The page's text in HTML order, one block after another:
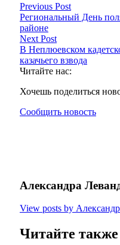
Previous Post
Региональный День
районе
Next Post
В Неплюевском
казачьего взвода
Читайте нас:
Хочешь поделиться
Сообщить новость
Александра
View posts by
Читайте также